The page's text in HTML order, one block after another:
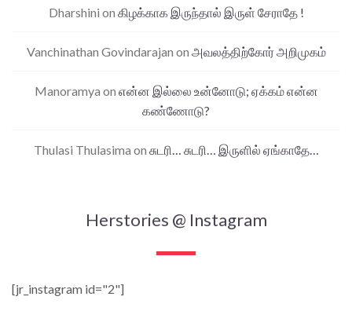
Dharshini on கிழக்காக இருந்தால் இருள் சேராதே !
Vanchinathan Govindarajan on அவலத்திற்கோர் அறிமுகம்
Manoramya on என்ன இல்லை உன்னோடு; ஏக்கம் என்ன
கண்ணோடு?
Thulasi Thulasima on சுடரி… சுடரி… இருளில் ஏங்காதே…
Herstories @ Instagram
[jr_instagram id="2"]